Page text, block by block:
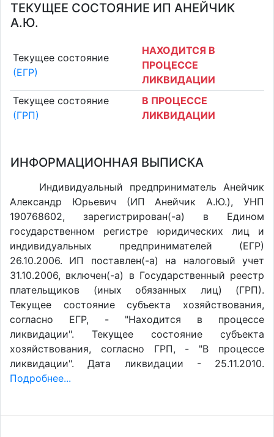
ТЕКУЩЕЕ СОСТОЯНИЕ ИП АНЕЙЧИК
А.Ю.
Текущее состояние
(ЕГР)
НАХОДИТСЯ В
ПРОЦЕССЕ
ЛИКВИДАЦИИ
Текущее состояние
(ГРП)
В ПРОЦЕССЕ
ЛИКВИДАЦИИ
ИНФОРМАЦИОННАЯ ВЫПИСКА
Индивидуальный предприниматель Анейчик
Александр Юрьевич (ИП Анейчик А.Ю.), УНП
190768602, зарегистрирован(-а) в Едином
государственном регистре юридических лиц и
индивидуальных предпринимателей (ЕГР)
26.10.2006. ИП поставлен(-a) на налоговый учет
31.10.2006, включен(-a) в Государственный реестр
плательщиков (иных обязанных лиц) (ГРП).
Текущее состояние субъекта хозяйствования,
согласно ЕГР, - "Находится в процессе
ликвидации". Текущее состояние субъекта
хозяйствования, согласно ГРП, - "В процессе
ликвидации". Дата ликвидации - 25.11.2010.
Подробнее...